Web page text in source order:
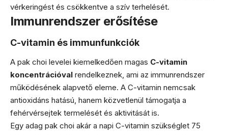
vérkeringést és csökkentve a szív terhelését.
Immunrendszer erősítése
C-vitamin és immunfunkciók
A pak choi levelei kiemelkedően magas C-vitamin
koncentrációval rendelkeznek, ami az immunrendszer
működésének alapvető eleme. A C-vitamin nemcsak
antioxidáns hatású, hanem közvetlenül támogatja a
fehérvérsejtek termelését és aktivitását is.
Egy adag pak choi akár a napi C-vitamin szükséglet 75